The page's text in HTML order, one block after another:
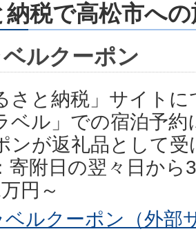
税で高松市へ
ルクーポン
さと納税」サイト
ベル」での宿泊予
ンが返礼品として
寄附日の翌々日から
円～
ベルクーポン（外部